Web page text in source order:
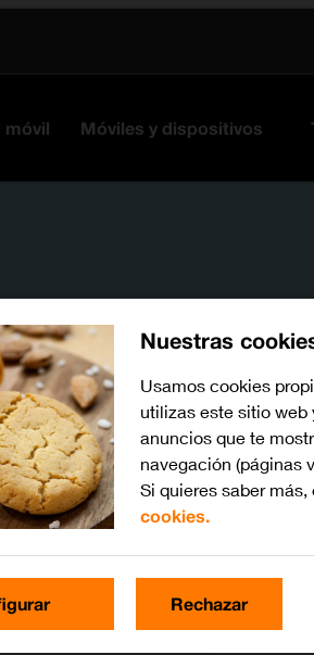
móvil Móviles y dispositivos
Lo
Nuestras
Usamos cookies
utilizas este sitio
anuncios que te
navegación (páginas
Si quieres saber
cookies.
Rechazar